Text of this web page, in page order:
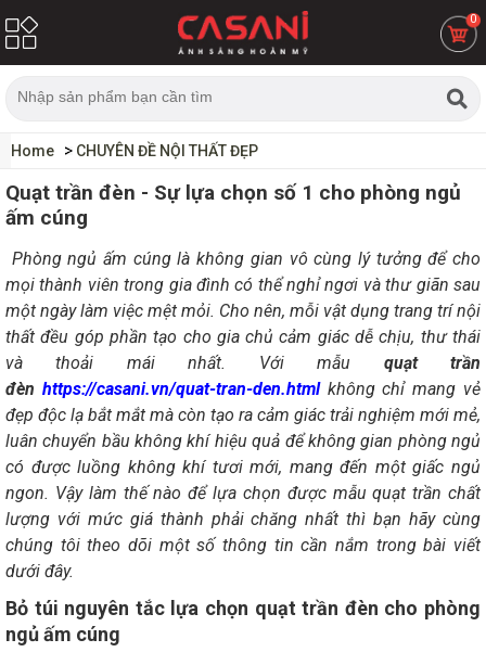
0
Home CHUYÊN ĐỀ NỘI THẤT ĐẸP
Quạt trần đèn - Sự lựa chọn số 1 cho phòng ngủ
ấm cúng
Phòng ngủ ấm cúng là không gian vô cùng lý tưởng để cho
mọi thành viên trong gia đình có thể nghỉ ngơi và thư giãn sau
một ngày làm việc mệt mỏi. Cho nên, mỗi vật dụng trang trí nội
thất đều góp phần tạo cho gia chủ cảm giác dễ chịu, thư thái
và thoải mái nhất. Với mẫu quạt trần
đèn https://casani.vn/quat-tran-den.htmlkhông chỉ mang vẻ
đẹp độc lạ bắt mắt mà còn tạo ra cảm giác trải nghiệm mới mẻ,
luân chuyển bầu không khí hiệu quả để không gian phòng ngủ
có được luồng không khí tươi mới, mang đến một giấc ngủ
ngon. Vậy làm thế nào để lựa chọn được mẫu quạt trần chất
lượng với mức giá thành phải chăng nhất thì bạn hãy cùng
chúng tôi theo dõi một số thông tin cần nắm trong bài viết
dưới đây.
Bỏ túi nguyên tắc lựa chọn quạt trần đèn cho phòng
ngủ ấm cúng